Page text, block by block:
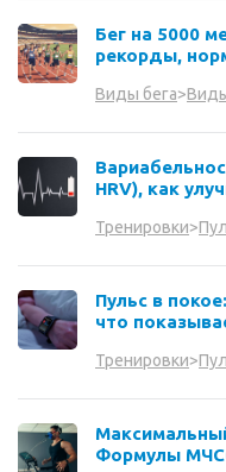
Бег на 5000
рекорды,
Виды бега>
HRV), как
Тренировки>
Пульс в
что
Тренировки>
Формулы